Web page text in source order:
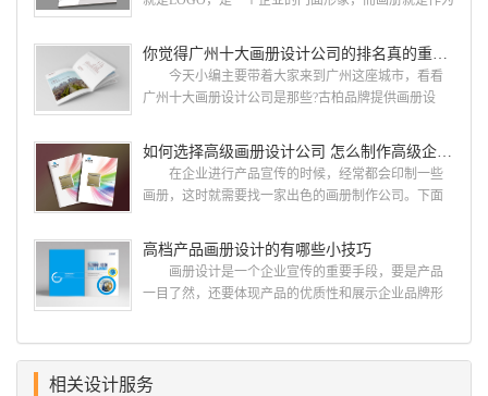
国网络应用的现状和趋势有很深的...
设计画册设计两个都是不能缺少的。标志设计画册设
计 简练、概括、完美!即要成功到几乎找不至更好
的替代方案的程度是我们的目标，其难度比之其它任
用目的、适用范畴并深刻...
你觉得广州十大画册设计公司的排名真的重要吗？
今天小编主要带着大家来到广州这座城市，看看
广州十大画册设计公司是那些?古柏品牌提供画册设
计经验,服务过3000多家的广州集团/单位/产品/目录画
册设计/印刷公司。相信不少喜欢设计的小伙伴都会对
今天的内容感兴趣吧! 一、广州的古柏设计 古
广的专业...
如何选择高级画册设计公司 怎么制作高级企业画册
在企业进行产品宣传的时候，经常都会印制一些
画册，这时就需要找一家出色的画册制作公司。下面
司，怎么制作高级企业画册?高级画册设计公司 如
何选择高级画册设计公司 首先是员工的能力是否
过硬。这包括调研人员观察捕捉信息、与企业顺利沟
练掌握制作软件，深谙画册设...
高档产品画册设计的有哪些小技巧
画册设计是一个企业宣传的重要手段，要是产品
一目了然，还要体现产品的优质性和展示企业品牌形
产品画册设计要注重企业文化，引起客户关注 现
在企业都在使用产品画册来进行市场宣传，高档产品
相关设计服务